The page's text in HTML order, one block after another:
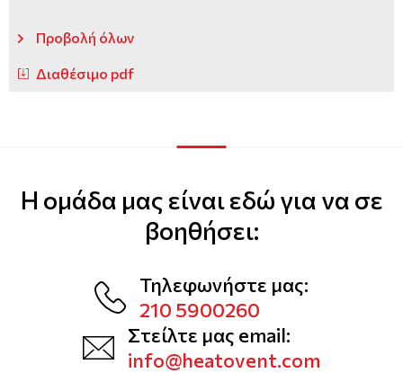
Προβολή όλων
Διαθέσιμο pdf
Η ομάδα μας είναι εδώ για να σε
βοηθήσει:
Τηλεφωνήστε μας:
210 5900260
Στείλτε μας email:
info@heatovent.com